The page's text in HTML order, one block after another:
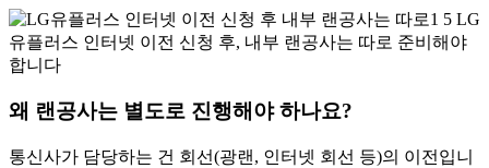
왜 랜공사는 별도로 진행해야 하나요?
통신사가 담당하는 건 회선(광랜, 인터넷 회선 등)의 이전입니